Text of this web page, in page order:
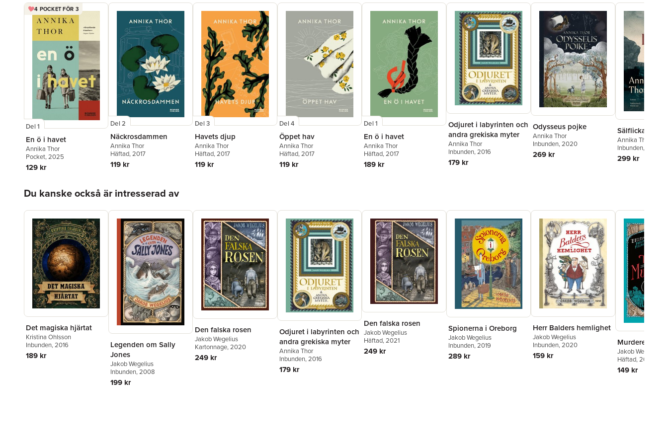
4 POCKET FÖR 3
Del 1
En ö i havet
Annika Thor
Pocket, 2025
129 kr
Del 2
Näckrosdammen
Annika Thor
Häftad, 2017
119 kr
Del 3
Havets djup
Annika Thor
Häftad, 2017
119 kr
Del 4
Öppet hav
Annika Thor
Häftad, 2017
119 kr
Del 1
En ö i havet
Annika Thor
Häftad, 2017
189 kr
Odjuret i labyrinten och
andra grekiska myter
Annika Thor
Inbunden, 2016
179 kr
Odysseus pojke
Annika Thor
Inbunden, 2020
269 kr
Sälflickan
Annika Thor
Inbunden, 2024
299 kr
Du kanske också är intresserad av
Det magiska hjärtat
Kristina Ohlsson
Inbunden, 2016
189 kr
Legenden om Sally
Jones
Jakob Wegelius
Inbunden, 2008
199 kr
Den falska rosen
Jakob Wegelius
Kartonnage, 2020
249 kr
Odjuret i labyrinten och
andra grekiska myter
Annika Thor
Inbunden, 2016
179 kr
Den falska rosen
Jakob Wegelius
Häftad, 2021
249 kr
Spionerna i Oreborg
Jakob Wegelius
Inbunden, 2019
289 kr
Herr Balders hemlighet
Jakob Wegelius
Inbunden, 2020
159 kr
Murderer's Ape
Jakob Wegelius
Häftad, 2018
149 kr